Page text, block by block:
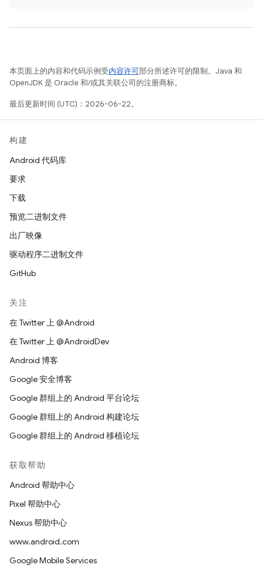
本页面上的内容和代码示例受内容许可部分所述许可的限制。Java 和
OpenJDK 是 Oracle 和/或其关联公司的注册商标。
最后更新时间 (UTC)：2026-06-22。
构建
Android 代码库
要求
下载
预览二进制文件
出厂映像
驱动程序二进制文件
GitHub
关注
在 Twitter 上 @Android
在 Twitter 上 @AndroidDev
Android 博客
Google 安全博客
Google 群组上的 Android 平台论坛
Google 群组上的 Android 构建论坛
Google 群组上的 Android 移植论坛
获取帮助
Android 帮助中心
Pixel 帮助中心
Nexus 帮助中心
www.android.com
Google Mobile Services